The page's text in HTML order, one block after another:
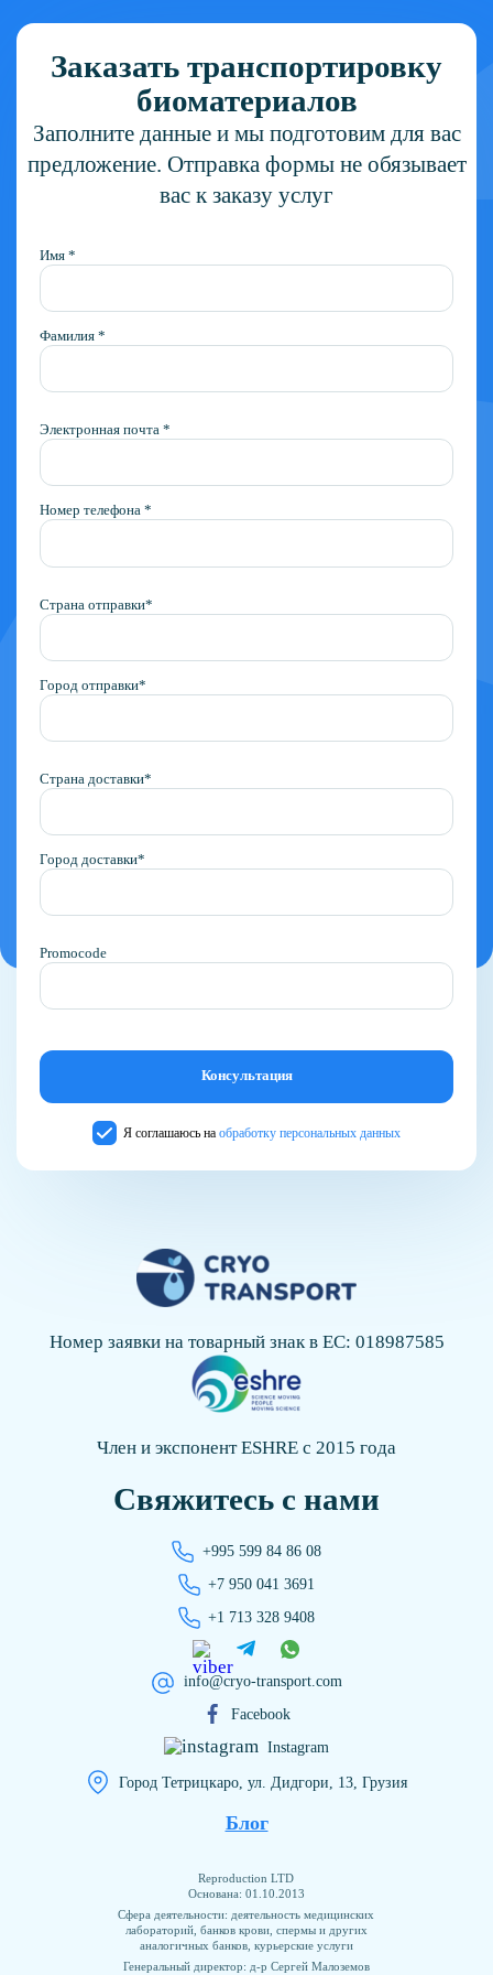
Заказать транспортировку
биоматериалов
Заполните данные и мы подготовим для вас
предложение. Отправка формы не обязывает
вас к заказу услуг
Имя *
Фамилия *
Электронная почта *
Номер телефона *
Страна отправки*
Город отправки*
Страна доставки*
Город доставки*
Promocode
Я соглашаюсь наобработку персональных данных
Номер заявки на товарный знак в ЕС: 018987585
Член и экспонент ESHRE с 2015 года
Свяжитесь с нами
+995 599 84 86 08
+7 950 041 3691
+1 713 328 9408
info@cryo-transport.com
Facebook
Instagram
Город Тетрицкаро, ул. Дидгори, 13, Грузия
Блог
Reproduction LTD
Основана: 01.10.2013
Сфера деятельности: деятельность медицинских
лабораторий, банков крови, спермы и других
аналогичных банков, курьерские услуги
Генеральный директор: д-р Сергей Малоземов